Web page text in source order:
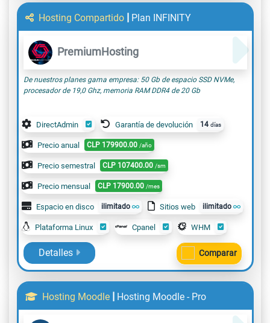
Hosting Compartido | Plan INFINITY
PremiumHosting
De nuestros planes gama empresa: 50 Gb de espacio SSD NVMe,
procesador de 19,0 Ghz, memoria RAM DDR4 de 20 Gb
DirectAdmin Garantía de devolución 14 días
Precio anual CLP 179900.00 /año
Precio semestral CLP 107400.00 /sm
Precio mensual CLP 17900.00 /mes
Espacio en disco ilimitado Sitios web ilimitado
Plataforma Linux Cpanel WHM
Detalles Comparar
Hosting Moodle | Hosting Moodle - Pro